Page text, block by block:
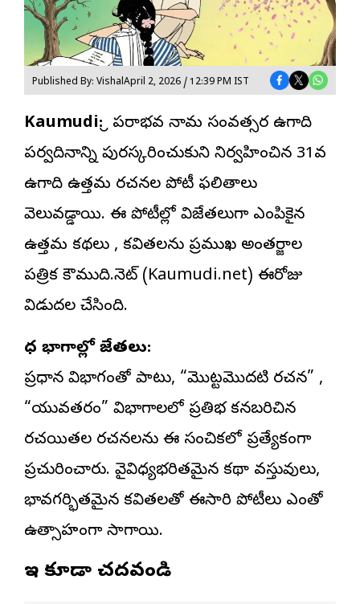
Published By: VishalApril 2, 2026 / 12:39 PM IST
Kaumudi:శ్రీ పరాభవ నామ సంవత్సర ఉగాది
పర్వదినాన్ని పురస్కరించుకుని నిర్వహించిన 31వ
ఉగాది ఉత్తమ రచనల పోటీ ఫలితాలు
వెలువడ్డాయి. ఈ పోటీల్లో విజేతలుగా ఎంపికైన
ఉత్తమ కథలు , కవితలను ప్రముఖ అంతర్జాల
పత్రిక కౌముది.నెట్ (Kaumudi.net) ఈరోజు
విడుదల చేసింది.
వివిధ విభాగాల్లో విజేతలు:
ప్రధాన విభాగంతో పాటు, “మొట్టమొదటి రచన” ,
“యువతరం” విభాగాలలో ప్రతిభ కనబరిచిన
రచయితల రచనలను ఈ సంచికలో ప్రత్యేకంగా
ప్రచురించారు. వైవిధ్యభరితమైన కథా వస్తువులు,
భావగర్భితమైన కవితలతో ఈసారి పోటీలు ఎంతో
ఉత్సాహంగా సాగాయి.
ఇవి కూడా చదవండి